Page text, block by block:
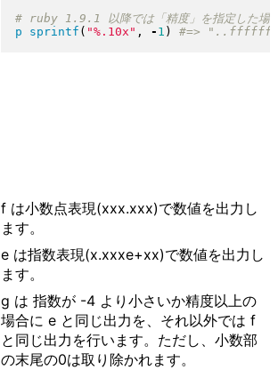
p sprintf ( "%.10x " , - 1 )
f は小数点表現(xxx.xxx)で数値を出力し
ます。
e は指数表現(x.xxxe+xx)で数値を出力し
ます。
g は 指数が -4 より小さいか精度以上の
場合に e と同じ出力を、それ以外では f
と同じ出力を行います。ただし、小数部
の末尾の0は取り除かれます。